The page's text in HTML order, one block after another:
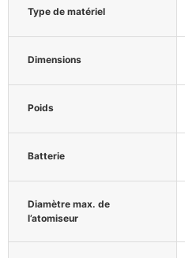
Type de matériel
Dimensions
Poids
Batterie
Diamètre max. de
l’atomiseur